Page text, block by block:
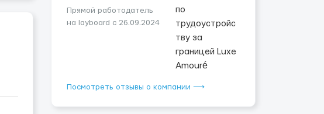
Прямой работодатель
на layboard с 26.09.2024
Посмотреть отзывы о компании ⟶